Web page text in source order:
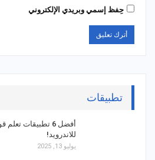
حِفظ إسمي وبريدي الإلكتروني
تطبيقات
أفضل 6 تطبيقات
للاندرويد!
يوليو 13, 2025